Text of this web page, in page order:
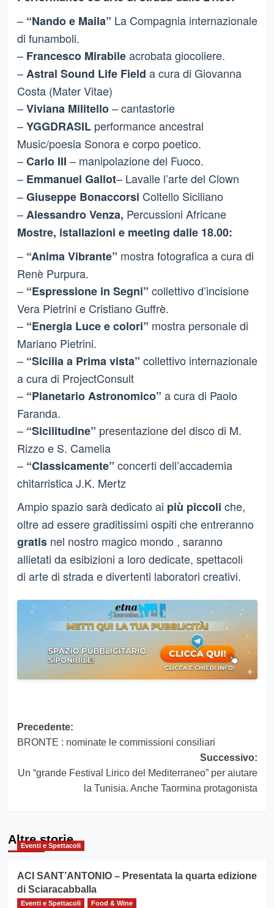
– “Nando e Maila” La Compagnia internazionale
di funamboli.
– Francesco Mirabileacrobata giocoliere.
–Astral Sound Life Field a cura di Giovanna
Costa (Mater Vitae)
–Viviana Militello– cantastorie
–YGGDRASIL performance ancestral
Music/poesia Sonora e corpo poetico.
–Carlo III – manipolazione del Fuoco.
– Emmanuel Gallot– Lavalle l’arte del Clown
–Giuseppe Bonaccorsi Coltello Siciliano
–Alessandro Venza, Percussioni Africane
Mostre, istallazioni e meeting dalle 18.00:
– “Anima Vibrante” mostra fotografica a cura di
Renè Purpura.
–“Espressione in Segni” collettivo d’incisione
Vera Pietrini e Cristiano Guffrè.
– “Energia Luce e colori” mostra personale di
Mariano Pietrini.
– “Sicilia a Prima vista” collettivo internazionale
a cura di ProjectConsult
– “Planetario Astronomico” a cura di Paolo
Faranda.
–“Sicilitudine” presentazione del disco di M.
Rizzo e S. Camelia
– “Classicamente” concerti dell’accademia
chitarristica J.K. Mertz
Ampio spazio sarà dedicato ai più piccoli che,
oltre ad essere graditissimi ospiti che entreranno
gratisnel nostro magico mondo , saranno
allietati da esibizioni a loro dedicate, spettacoli
di arte di strada e divertenti laboratori creativi.
Navigazione
articolo
Precedente:
BRONTE : nominate le commissioni consiliari
Successivo:
Un “grande Festival Lirico del Mediterraneo” per aiutare
la Tunisia. Anche Taormina protagonista
Altre storie
Eventi e Spettacoli
ACI SANT’ANTONIO – Presentata la quarta edizione
di Sciaracabballa
Eventi e Spettacoli Food & Wine